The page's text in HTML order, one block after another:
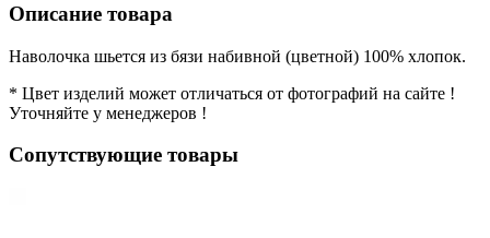
Описание товара
Наволочка шьется из бязи набивной (цветной) 100% хлопок.
* Цвет изделий может отличаться от фотографий на сайте !
Уточняйте у менеджеров !
Сопутствующие товары